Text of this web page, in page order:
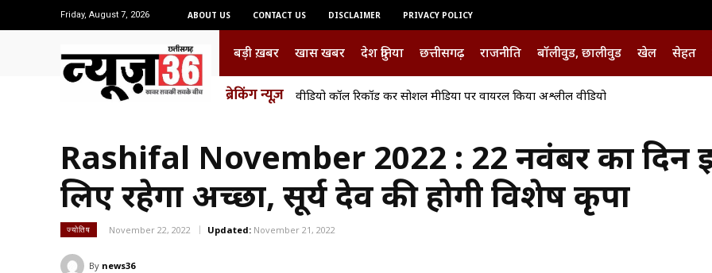
Friday, August 7, 2026 ABOUT US CONTACT US DISCLAIMER PRIVACY POLICY
बड़ी ख़बर खास खबर देश दुनिया छत्तीसगढ़ राजनीति बॉलीवुड, छालीवुड खेल सेहत
ब्रेकिंग न्यूज़ वीडियो कॉल रिकॉर्ड कर सोशल मीडिया पर वायरल किया अश्लील वीडियो
गांजा तस्करी में फरार महिला आरोपी गिरफ्तार, NDPS एक्ट के तहत भेजी गई जेल
Rashifal November 2022 : 22 नवंबर का दिन
लिए रहेगा अच्छा, सूर्य देव की होगी विशेष कृपा
ज्योतिष November 22, 2022 Updated: November 21, 2022
By news36